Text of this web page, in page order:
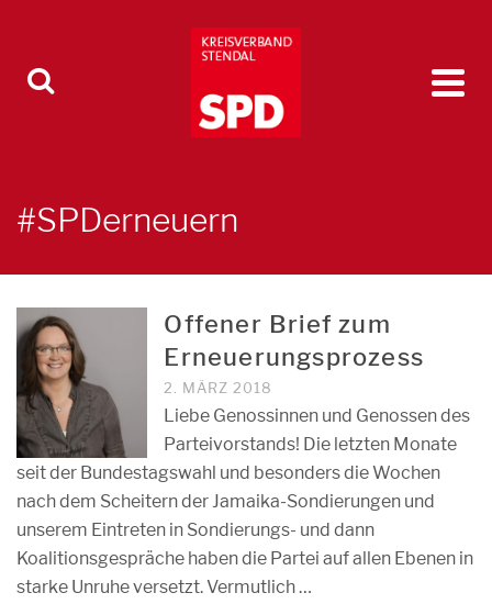
#SPDerneuern
Offener Brief zum
Erneuerungsprozess
2. MÄRZ 2018
Liebe Genossinnen und Genossen des
Parteivorstands! Die letzten Monate
seit der Bundestagswahl und besonders die Wochen
nach dem Scheitern der Jamaika-Sondierungen und
unserem Eintreten in Sondierungs- und dann
Koalitionsgespräche haben die Partei auf allen Ebenen in
starke Unruhe versetzt. Vermutlich …